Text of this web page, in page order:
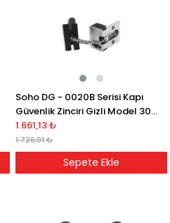
Soho DG - 0020B Serisi Kapı
Güvenlik Zinciri Gizli Model 304
Paslanmaz Çelik
1.661,13 ₺
1.726,91 ₺
Sepete Ekle